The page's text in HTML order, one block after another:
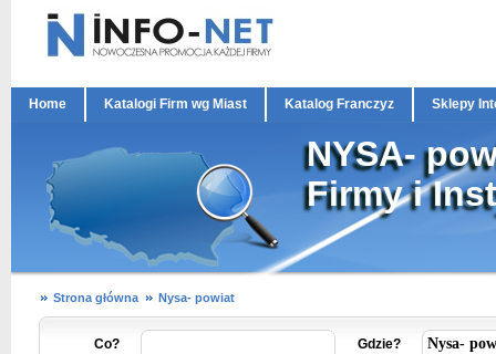
Home Katalogi Firm wg Miast Katalog Franczyz Sklepy
NYSA-
Firmy i
Strona główna Nysa- powiat
Co? Gdzie?